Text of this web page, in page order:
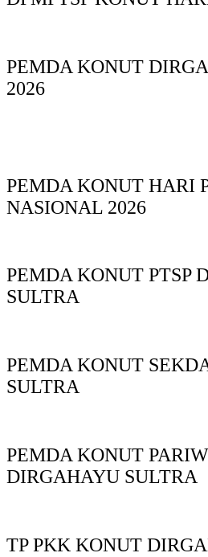
PEMDA KONUT
2026
PEMDA KONUT HARI
NASIONAL 2026
PEMDA KONUT PTSP
SULTRA
PEMDA KONUT
SULTRA
PEMDA KONUT
DIRGAHAYU SULTRA
TP PKK KONUT